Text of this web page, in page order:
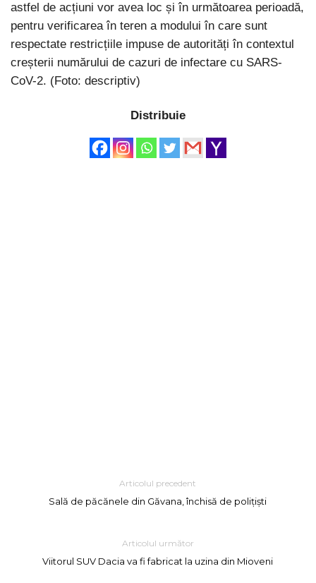
astfel de acțiuni vor avea loc și în următoarea perioadă,
pentru verificarea în teren a modului în care sunt
respectate restricțiile impuse de autorități în contextul
creșterii numărului de cazuri de infectare cu SARS-
CoV-2. (Foto: descriptiv)
Distribuie
Articolul precedent
Sală de păcănele din Găvana, închisă de polițiști
Articolul următor
Viitorul SUV Dacia va fi fabricat la uzina din Mioveni